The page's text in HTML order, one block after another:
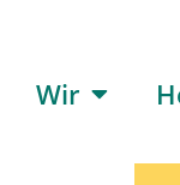
Wir